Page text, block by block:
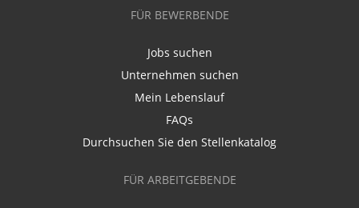
FÜR BEWERBENDE
Jobs suchen
Unternehmen suchen
Mein Lebenslauf
FAQs
Durchsuchen Sie den Stellenkatalog
FÜR ARBEITGEBENDE